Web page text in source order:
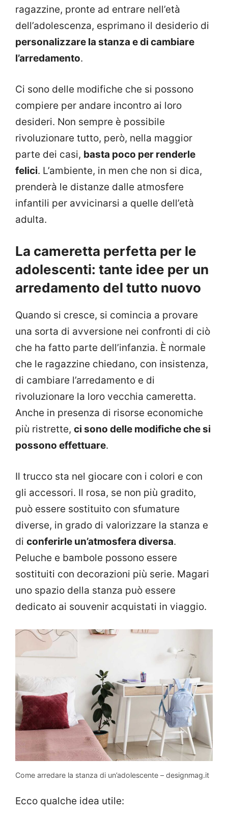
ragazzine, pronte ad entrare nell’età
dell’adolescenza, esprimano il desiderio di
personalizzare la stanza e di cambiare
l’arredamento.
Ci sono delle modifiche che si possono
compiere per andare incontro ai loro
desideri. Non sempre è possibile
rivoluzionare tutto, però, nella maggior
parte dei casi, basta poco per renderle
felici. L’ambiente, in men che non si dica,
prenderà le distanze dalle atmosfere
infantili per avvicinarsi a quelle dell’età
adulta.
La cameretta perfetta per le
adolescenti: tante idee per un
arredamento del tutto nuovo
Quando si cresce, si comincia a provare
una sorta di avversione nei confronti di ciò
che ha fatto parte dell’infanzia. È normale
che le ragazzine chiedano, con insistenza,
di cambiare l’arredamento e di
rivoluzionare la loro vecchia cameretta.
Anche in presenza di risorse economiche
più ristrette, ci sono delle modifiche che si
possono effettuare.
Il trucco sta nel giocare con i colori e con
gli accessori. Il rosa, se non più gradito,
può essere sostituito con sfumature
diverse, in grado di valorizzare la stanza e
di conferirle un’atmosfera diversa.
Peluche e bambole possono essere
sostituiti con decorazioni più serie. Magari
uno spazio della stanza può essere
dedicato ai souvenir acquistati in viaggio.
Come arredare la stanza di un’adolescente – designmag.it
Ecco qualche idea utile: